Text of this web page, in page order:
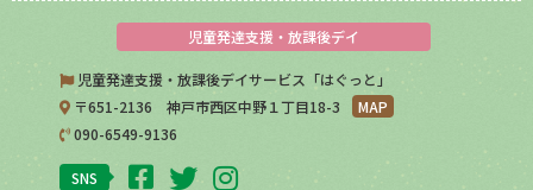
児童発達支援・放課後デイ
児童発達支援・放課後デイサービス「はぐっと」
〒651-2136 神戸市西区中野１丁目18-3
MAP
090-6549-9136
SNS